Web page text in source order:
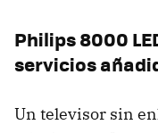
Philips 8000
servicios
Un televisor sin